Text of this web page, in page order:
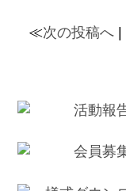
≪次の投稿へ|